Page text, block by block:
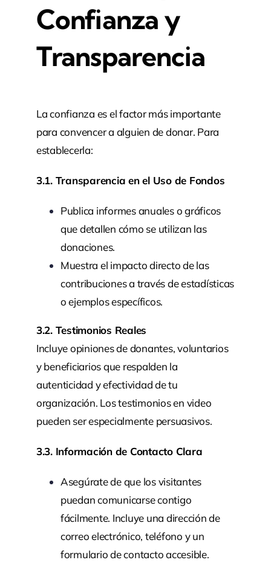
Confianza y
Transparencia
La confianza es el factor más importante
para convencer a alguien de donar. Para
establecerla:
3.1. Transparencia en el Uso de Fondos
Publica informes anuales o gráficos
que detallen cómo se utilizan las
donaciones.
Muestra el impacto directo de las
contribuciones a través de estadísticas
o ejemplos específicos.
3.2. Testimonios Reales
Incluye opiniones de donantes, voluntarios
y beneficiarios que respalden la
autenticidad y efectividad de tu
organización. Los testimonios en video
pueden ser especialmente persuasivos.
3.3. Información de Contacto Clara
Asegúrate de que los visitantes
puedan comunicarse contigo
fácilmente. Incluye una dirección de
correo electrónico, teléfono y un
formulario de contacto accesible.